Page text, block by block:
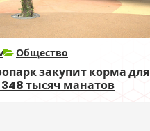
Общество
закупит корма для
тысяч манатов